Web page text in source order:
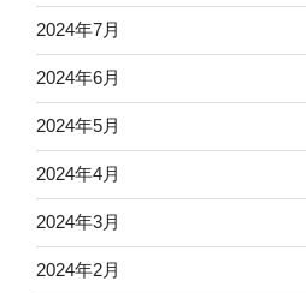
2024年7月
2024年6月
2024年5月
2024年4月
2024年3月
2024年2月